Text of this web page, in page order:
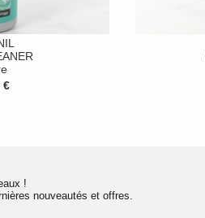
€
!
nouveautés et offres.